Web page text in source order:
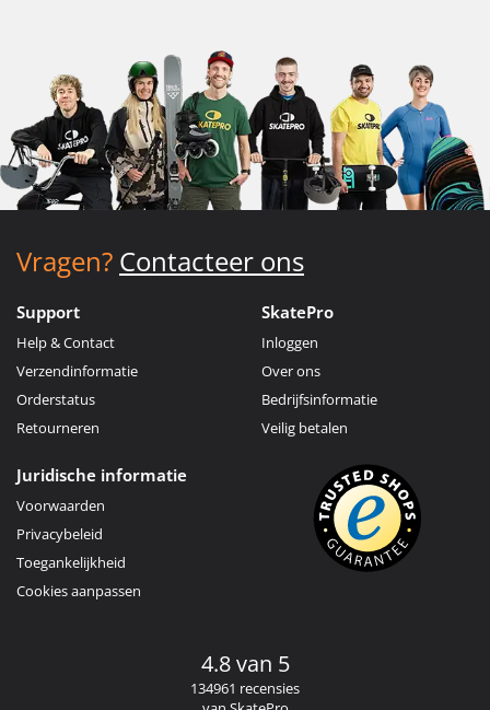
Vragen? Contacteer ons
Support
Help & Contact
Verzendinformatie
Orderstatus
Retourneren
SkatePro
Inloggen
Over ons
Bedrijfsinformatie
Veilig betalen
Juridische informatie
Voorwaarden
Privacybeleid
Toegankelijkheid
Cookies aanpassen
4.8 van 5
134961 recensies